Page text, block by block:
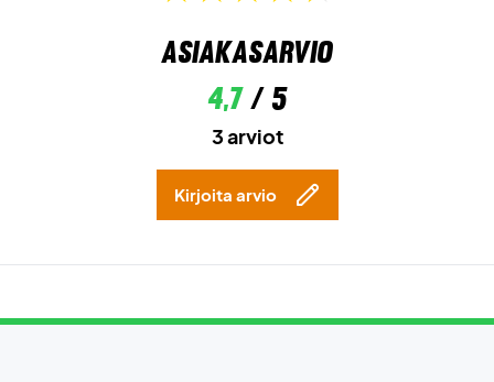
Asiakasarvio
4,7/ 5
3 arviot
Kirjoita arvio